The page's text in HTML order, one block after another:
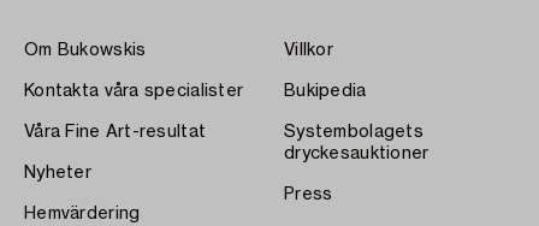
Om Bukowskis
Kontakta våra specialister
Våra Fine Art-resultat
Nyheter
Hemvärdering
Villkor
Bukipedia
Systembolagets
dryckesauktioner
Press